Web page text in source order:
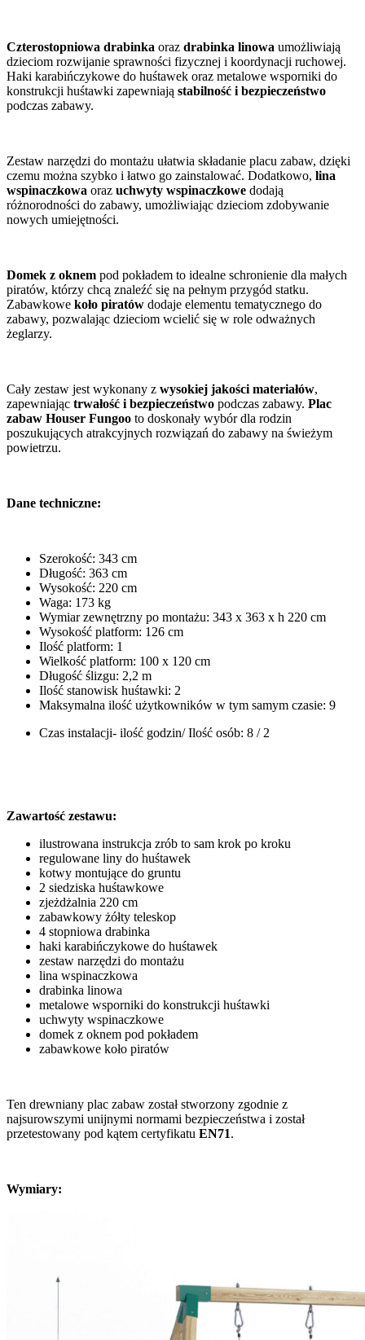
Czterostopniowa drabinka oraz drabinka linowa umożliwiają
dzieciom rozwijanie sprawności fizycznej i koordynacji ruchowej.
Haki karabińczykowe do huśtawek oraz metalowe wsporniki do
konstrukcji huśtawki zapewniają stabilność i bezpieczeństwo
podczas zabawy.
Zestaw narzędzi do montażu ułatwia składanie placu zabaw, dzięki
czemu można szybko i łatwo go zainstalować. Dodatkowo, lina
wspinaczkowa oraz uchwyty wspinaczkowe dodają
różnorodności do zabawy, umożliwiając dzieciom zdobywanie
nowych umiejętności.
Domek z oknem pod pokładem to idealne schronienie dla małych
piratów, którzy chcą znaleźć się na pełnym przygód statku.
Zabawkowe koło piratów dodaje elementu tematycznego do
zabawy, pozwalając dzieciom wcielić się w role odważnych
żeglarzy.
Cały zestaw jest wykonany z wysokiej jakości materiałów,
zapewniając trwałość i bezpieczeństwo podczas zabawy. Plac
zabaw Houser Fungoo to doskonały wybór dla rodzin
poszukujących atrakcyjnych rozwiązań do zabawy na świeżym
powietrzu.
Dane techniczne:
Szerokość: 343 cm
Długość: 363 cm
Wysokość: 220 cm
Waga: 173 kg
Wymiar zewnętrzny po montażu: 343 x 363 x h 220 cm
Wysokość platform: 126 cm
Ilość platform: 1
Wielkość platform: 100 x 120 cm
Długość ślizgu: 2,2 m
Ilość stanowisk huśtawki: 2
Maksymalna ilość użytkowników w tym samym czasie: 9
Czas instalacji- ilość godzin/ Ilość osób: 8 / 2
Zawartość zestawu:
ilustrowana instrukcja zrób to sam krok po kroku
regulowane liny do huśtawek
kotwy montujące do gruntu
2 siedziska huśtawkowe
zjeżdżalnia 220 cm
zabawkowy żółty teleskop
4 stopniowa drabinka
haki karabińczykowe do huśtawek
zestaw narzędzi do montażu
lina wspinaczkowa
drabinka linowa
metalowe wsporniki do konstrukcji huśtawki
uchwyty wspinaczkowe
domek z oknem pod pokładem
zabawkowe koło piratów
Ten drewniany plac zabaw został stworzony zgodnie z
najsurowszymi unijnymi normami bezpieczeństwa i został
przetestowany pod kątem certyfikatu EN71.
Wymiary: